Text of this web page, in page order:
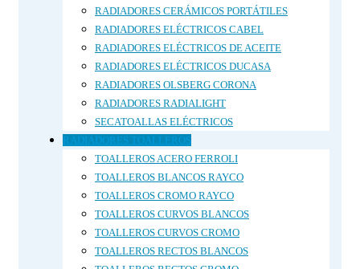
RADIADORES CERÁMICOS PORTÁTILES
RADIADORES ELÉCTRICOS CABEL
RADIADORES ELÉCTRICOS DE ACEITE
RADIADORES ELÉCTRICOS DUCASA
RADIADORES OLSBERG CORONA
RADIADORES RADIALIGHT
SECATOALLAS ELÉCTRICOS
RADIADORES TOALLEROS
TOALLEROS ACERO FERROLI
TOALLEROS BLANCOS RAYCO
TOALLEROS CROMO RAYCO
TOALLEROS CURVOS BLANCOS
TOALLEROS CURVOS CROMO
TOALLEROS RECTOS BLANCOS